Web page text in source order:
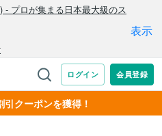
クーポンを獲得！